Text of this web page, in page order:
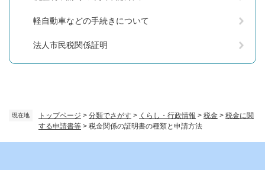
現在地 トップページ > 分類でさがす > くらし・行政情報 > 税金 > 税金に関
する申請書等 > 税金関係の証明書の種類と申請方法
軽自動車などの手続きについて
法人市民税関係証明